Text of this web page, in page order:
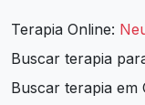
Terapia Online:
Buscar terapia
Buscar terapia em